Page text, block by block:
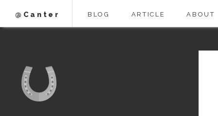
@Canter BLOG ARTICLE ABOUT